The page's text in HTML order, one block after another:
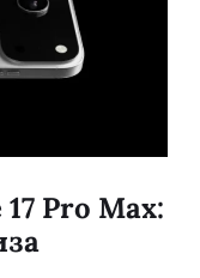
Pro Max: